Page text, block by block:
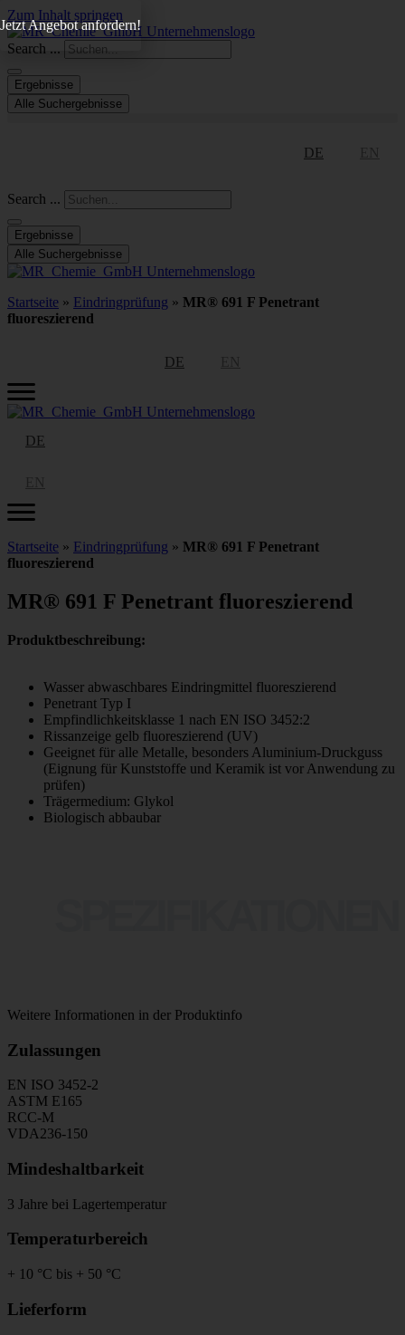
Zum Inhalt springen
Search ...
Ergebnisse
Alle Suchergebnisse
DE
Search ...
Ergebnisse
Alle Suchergebnisse
Startseite » Eindringprüfung » MR® 691 F Penetrant
fluoreszierend
DE
DE
Startseite » Eindringprüfung » MR® 691 F Penetrant
fluoreszierend
MR® 691 F Penetrant fluoreszierend
Produktbeschreibung:
Wasser abwaschbares Eindringmittel fluoreszierend
Penetrant Typ I
Empfindlichkeitsklasse 1 nach EN ISO 3452:2
Rissanzeige gelb fluoreszierend (UV)
Geeignet für alle Metalle, besonders Aluminium-Druckguss
(Eignung für Kunststoffe und Keramik ist vor Anwendung zu
prüfen)
Trägermedium: Glykol
Biologisch abbaubar
Weitere Informationen in der Produktinfo
Zulassungen
EN ISO 3452-2
ASTM E165
RCC-M
VDA236-150
Mindeshaltbarkeit
3 Jahre bei Lagertemperatur
Temperaturbereich
+ 10 °C bis + 50 °C
Lieferform
Jetzt Angebot anfordern!